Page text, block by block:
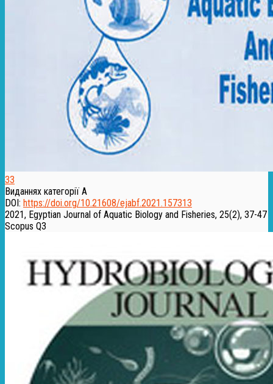
33
Виданнях категорії А
DOI: https://doi.org/10.21608/ejabf.2021.157313
2021, Egyptian Journal of Aquatic Biology and Fisheries, 25(2), 37-47
Scopus Q3